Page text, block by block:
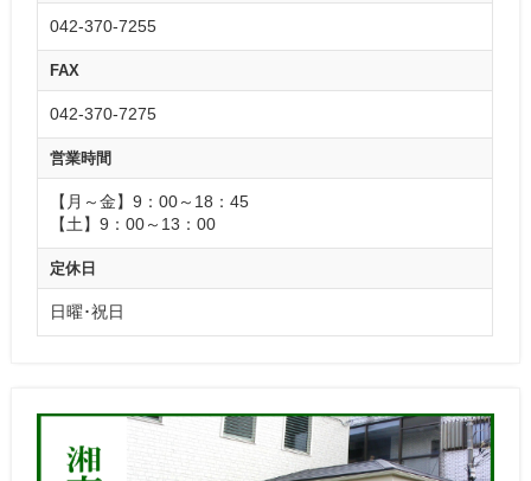
042-370-7255
FAX
042-370-7275
営業時間
【月～金】9：00～18：45
【土】9：00～13：00
定休日
日曜･祝日